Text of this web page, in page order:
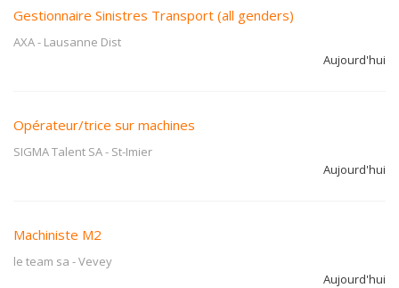
Gestionnaire Sinistres Transport (all genders)
AXA- Lausanne Dist
Aujourd'hui
Opérateur/trice sur machines
SIGMA Talent SA- St-Imier
Aujourd'hui
Machiniste M2
le team sa -Vevey
Aujourd'hui